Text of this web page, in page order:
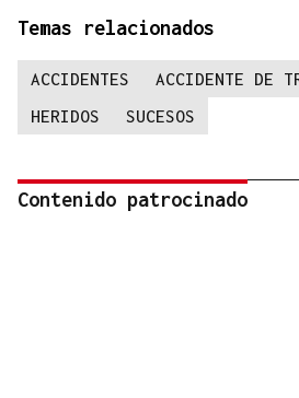
Temas relacionados
ACCIDENTES ACCIDENTE DE
HERIDOS
SUCESOS
Contenido patrocinado